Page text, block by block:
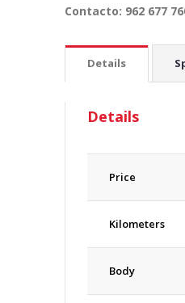
Contacto: 962 677
Details
Details
Price
Kilometers
Body